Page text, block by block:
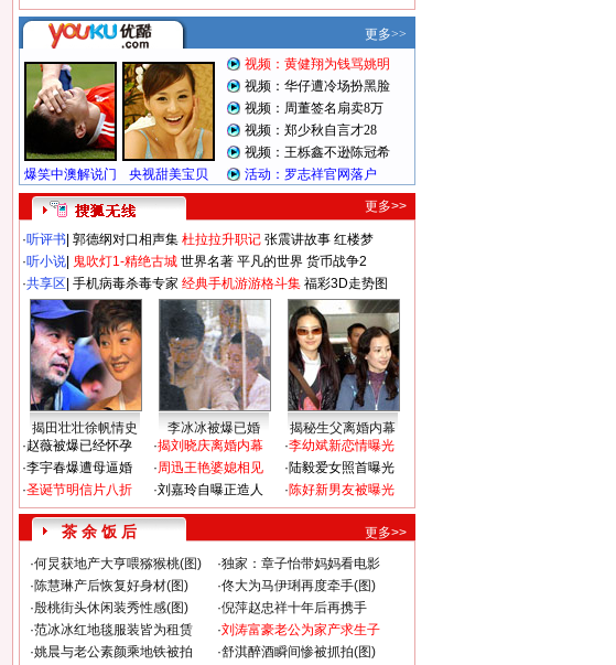
更多>>
·听评书 郭德纲对口相声集 杜拉拉升职记 张震讲故事 红楼梦
·听小说 鬼吹灯1-精绝古城 世界名著 平凡的世界 货币战争2
·共享区 手机病毒杀毒专家 经典手机游游格斗集 福彩3D走势图
揭田壮壮徐帆情史 李冰冰被爆已婚
揭秘生父离婚内幕
·赵薇被爆已经怀孕
·李宇春爆遭母逼婚
·圣诞节明信片八折
·揭刘晓庆离婚内幕
·周迅王艳婆媳相见
·刘嘉玲自曝正造人
·李幼斌新恋情曝光
·陆毅爱女照首曝光
·陈好新男友被曝光
茶 余 饭 后
更多>>
·何炅获地产大亨喂猕猴桃(图) ·独家：章子怡带妈妈看电影
·陈慧琳产后恢复好身材(图) ·佟大为马伊琍再度牵手(图)
·殷桃街头休闲装秀性感(图) ·倪萍赵忠祥十年后再携手
·范冰冰红地毯服装皆为租赁 ·刘涛富豪老公为家产求生子
·姚晨与老公素颜乘地铁被拍 ·舒淇醉酒瞬间惨被抓拍(图)